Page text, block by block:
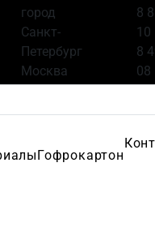
город
Санкт-
Петербург
Москва
8
10
8
08
Гофрокартон